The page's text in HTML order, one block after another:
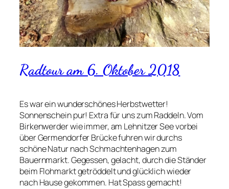
Radtour am 6. Oktober 2018
Es war ein wunderschönes Herbstwetter!
Sonnenschein pur! Extra für uns zum Raddeln. Vom
Birkenwerder wie immer, am Lehnitzer See vorbei
über Germendorfer Brücke fuhren wir durchs
schöne Natur nach Schmachtenhagen zum
Bauernmarkt. Gegessen, gelacht, durch die Ständer
beim Flohmarkt getröddelt und glücklich wieder
nach Hause gekommen. Hat Spass gemacht!